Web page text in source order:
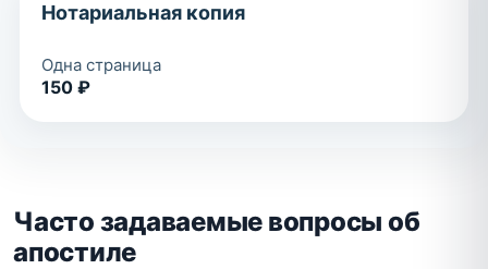
Нотариальная копия
Одна страница
150 ₽
Часто задаваемые вопросы об
апостиле